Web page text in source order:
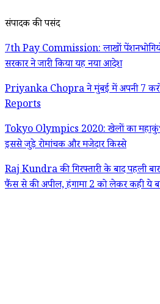
संपादक की पसंद
7th Pay Commission: लाखों
सरकार ने जारी किया यह नया आदेश
Priyanka Chopra ने मुंबई में अपनी 7 करोड़
Reports
Tokyo Olympics 2020: खेलों का
इससे जुड़े रोमांचक और मजेदार किस्से
Raj Kundra की गिरफ्तारी के बाद पहली बार
फैंस से की अपील, हंगामा 2 को लेकर कही ये